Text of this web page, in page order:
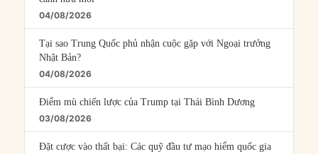
04/08/2026
Tại sao Trung Quốc phủ nhận cuộc gặp với Ngoại trưởng
Nhật Bản?
04/08/2026
Điểm mù chiến lược của Trump tại Thái Bình Dương
03/08/2026
Đặt cược vào thất bại: Các quỹ đầu tư mạo hiểm quốc gia